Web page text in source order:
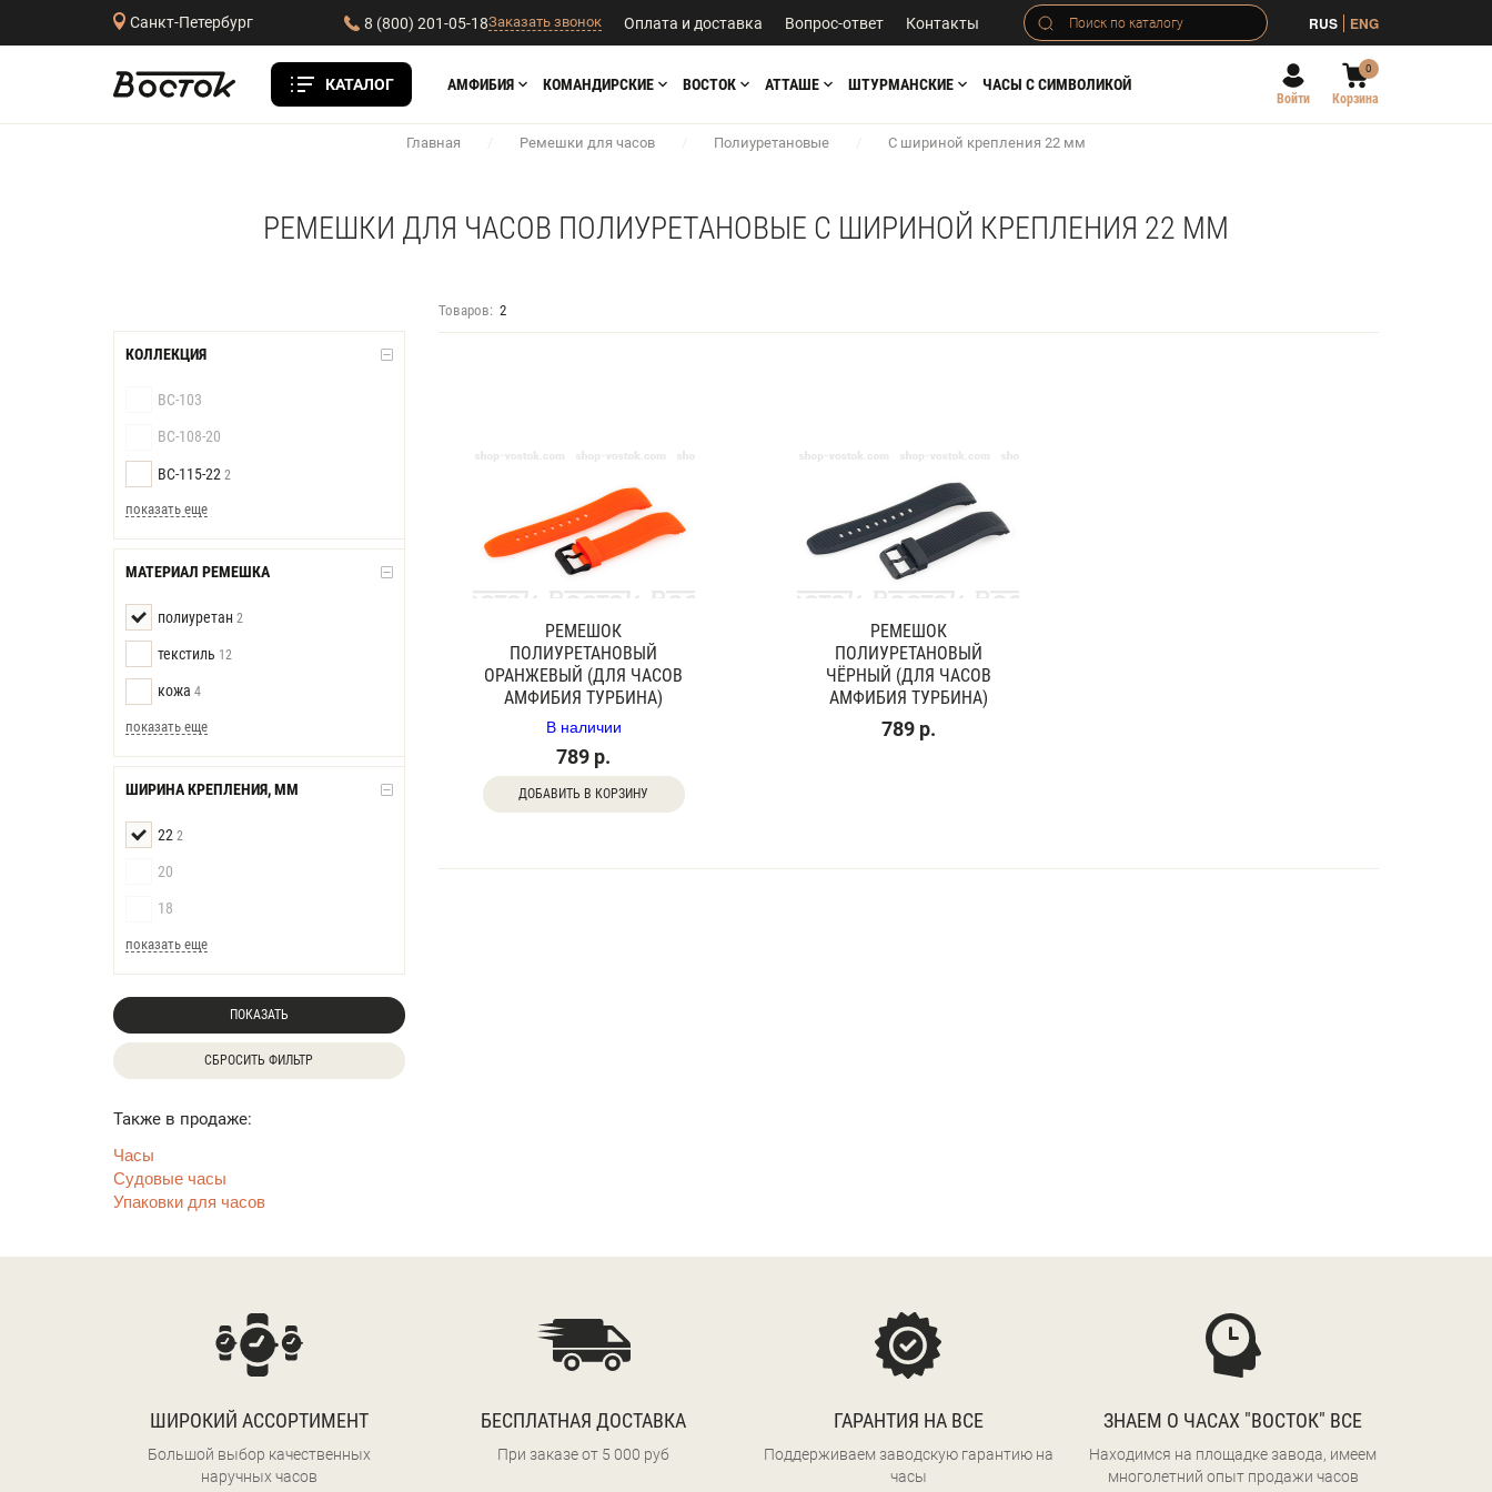
Санкт-Петербург 8 (800) 201-05-18Заказать звонок Оплата и доставка Вопрос-ответ Контакты RUS ENG
КАТАЛОГ АМФИБИЯ КОМАНДИРСКИЕ ВОСТОК АТТАШЕ ШТУРМАНСКИЕ ЧАСЫ С СИМВОЛИКОЙ
Войти
0
Корзина
Главная / Ремешки для часов / Полиуретановые / С шириной крепления 22 мм
РЕМЕШКИ ДЛЯ ЧАСОВ ПОЛИУРЕТАНОВЫЕ С ШИРИНОЙ КРЕПЛЕНИЯ 22 ММ
КОЛЛЕКЦИЯ
BC-103
BC-108-20
BC-115-22 2
показать еще
МАТЕРИАЛ РЕМЕШКА
полиуретан 2
текстиль 12
кожа 4
показать еще
ШИРИНА КРЕПЛЕНИЯ, ММ
22 2
20
18
показать еще
ПОКАЗАТЬ
СБРОСИТЬ ФИЛЬТР
Также в продаже:
Часы
Судовые часы
Упаковки для часов
Товаров: 2
РЕМЕШОК
ПОЛИУРЕТАНОВЫЙ
ОРАНЖЕВЫЙ (ДЛЯ ЧАСОВ
АМФИБИЯ ТУРБИНА)
В наличии
789 р.
ДОБАВИТЬ В КОРЗИНУ
РЕМЕШОК
ПОЛИУРЕТАНОВЫЙ
ЧЁРНЫЙ (ДЛЯ ЧАСОВ
АМФИБИЯ ТУРБИНА)
789 р.
ШИРОКИЙ АССОРТИМЕНТ
Большой выбор качественных
наручных часов
БЕСПЛАТНАЯ ДОСТАВКА
При заказе от 5 000 руб
ГАРАНТИЯ НА ВСЕ
Поддерживаем заводскую гарантию на
часы
ЗНАЕМ О ЧАСАХ "ВОСТОК" ВСЕ
Находимся на площадке завода, имеем
многолетний опыт продажи часов